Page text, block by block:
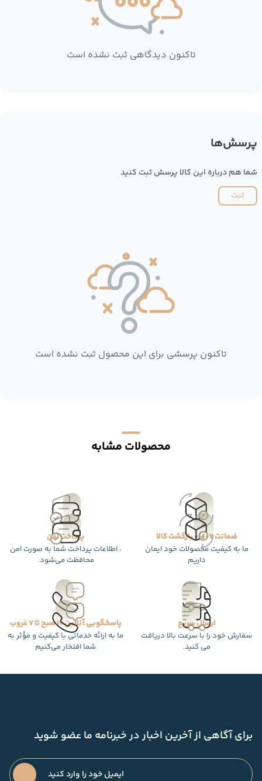
تاکنون دیدگاهی ثبت نشده است
پرسش‌ها
شما هم درباره این کالا پرسش ثبت کنید
ثبت
تاکنون پرسشی برای این محصول ثبت نشده است
محصولات مشابه
ضمانت 7 روزه بازگشت کالا
ما به کیفیت محصولات خود ایمان
داریم
پرداخت امن
، اطلاعات پرداخت شما به صورت امن
محافظت می‌شود.
ارسال سریع
سفارش خود را با سرعت بالا دریافت
می کنید.
پاسخگویی آنلاین 10 صبح تا 7 غروب
ما به ارائه خدماتی با کیفیت و مؤثر به
شما افتخار می‌کنیم
برای آگاهی از آخرین اخبار در خبرنامه ما عضو شوید